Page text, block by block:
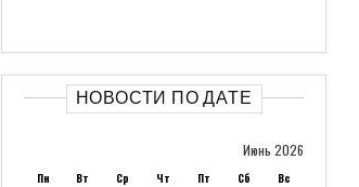
НОВОСТИ ПО ДАТЕ
Июнь 2026
Пн Вт Ср Чт Пт Сб Вс